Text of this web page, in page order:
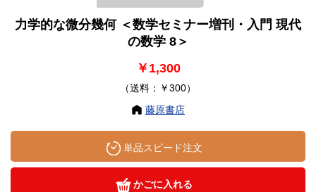
力学的な微分幾何 ＜数学セミナー増刊・入門 現代
の数学 8＞
￥1,300
（送料：￥300）
藤原書店
単品スピード注文
かごに入れる